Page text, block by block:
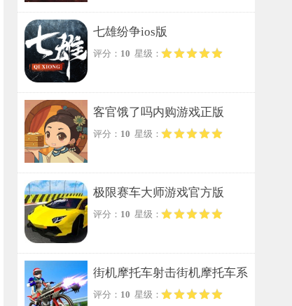
七雄纷争ios版
评分： 10 星级：
客官饿了吗内购游戏正版
评分： 10 星级：
极限赛车大师游戏官方版
评分： 10 星级：
街机摩托车射击街机摩托车系
列手游无广告版
评分： 10 星级：